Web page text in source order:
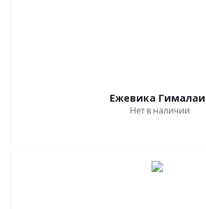
Ежевика Гималаи
Нет в наличии